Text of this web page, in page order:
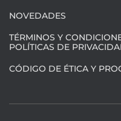
NOVEDADES
TÉRMINOS Y
POLÍTICAS DE
CÓDIGO DE ÉTICA Y